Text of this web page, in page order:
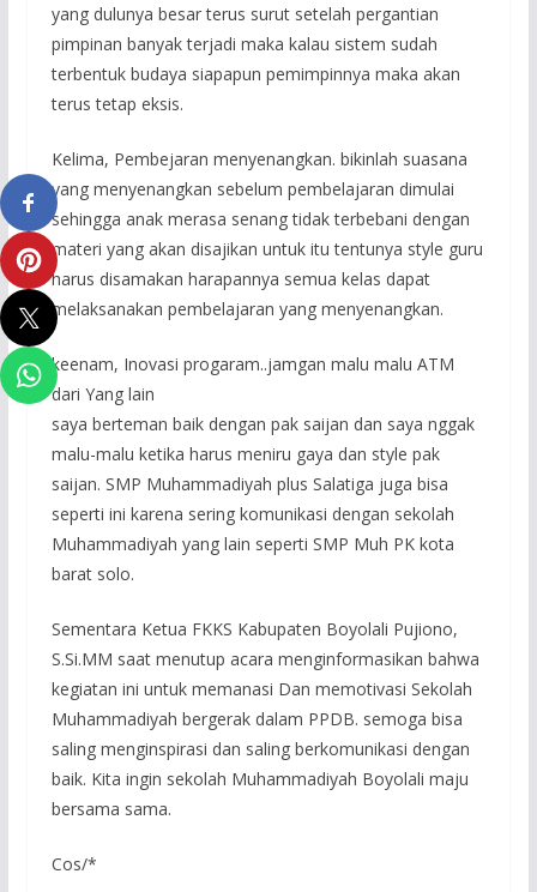
yang dulunya besar terus surut setelah pergantian
pimpinan banyak terjadi maka kalau sistem sudah
terbentuk budaya siapapun pemimpinnya maka akan
terus tetap eksis.
Kelima, Pembejaran menyenangkan. bikinlah suasana
yang menyenangkan sebelum pembelajaran dimulai
sehingga anak merasa senang tidak terbebani dengan
materi yang akan disajikan untuk itu tentunya style guru
harus disamakan harapannya semua kelas dapat
melaksanakan pembelajaran yang menyenangkan.
keenam, Inovasi progaram..jamgan malu malu ATM
dari Yang lain
saya berteman baik dengan pak saijan dan saya nggak
malu-malu ketika harus meniru gaya dan style pak
saijan. SMP Muhammadiyah plus Salatiga juga bisa
seperti ini karena sering komunikasi dengan sekolah
Muhammadiyah yang lain seperti SMP Muh PK kota
barat solo.
Sementara Ketua FKKS Kabupaten Boyolali Pujiono,
S.Si.MM saat menutup acara menginformasikan bahwa
kegiatan ini untuk memanasi Dan memotivasi Sekolah
Muhammadiyah bergerak dalam PPDB. semoga bisa
saling menginspirasi dan saling berkomunikasi dengan
baik. Kita ingin sekolah Muhammadiyah Boyolali maju
bersama sama.
Cos/*